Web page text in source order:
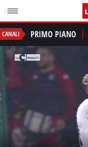
CANALI PRIMO PIANO